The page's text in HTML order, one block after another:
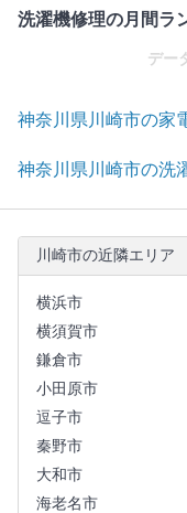
洗濯機修理の月間ラ
デー
神奈川県川崎市の家
神奈川県川崎市の洗
川崎市の近隣エリア
横浜市
横須賀市
鎌倉市
小田原市
逗子市
秦野市
大和市
海老名市